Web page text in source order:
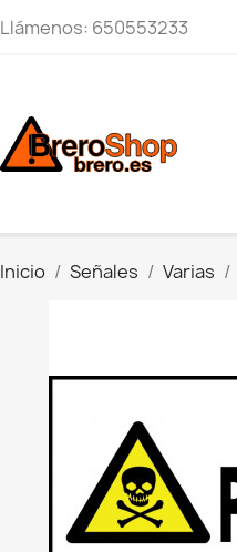
Llámenos: 650553233
Inicio Señales Varias